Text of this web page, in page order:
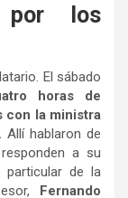
por los
El sábado
horas de
con la ministra
Allí hablaron de
a su
de la
Fernando